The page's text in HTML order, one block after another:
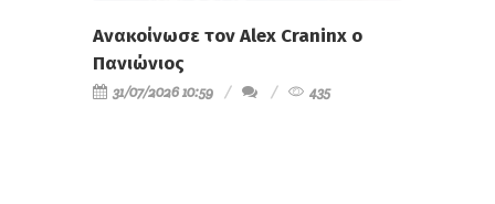
Ανακοίνωσε τον Alex Craninx ο
Πανιώνιος
31/07/2026 10:59 435